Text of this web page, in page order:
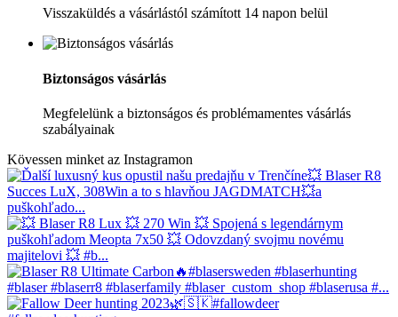
Visszaküldés a vásárlástól számított 14 napon belül
Biztonságos vásárlás
Megfelelünk a biztonságos és problémamentes vásárlás
szabályainak
Kövessen minket az Instagramon